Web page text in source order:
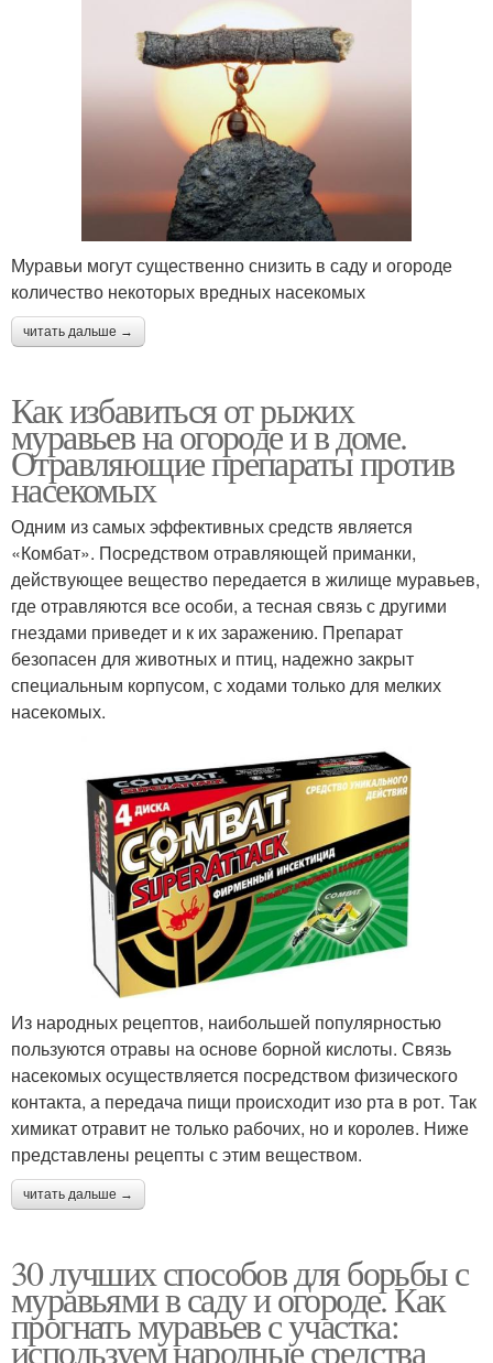
Муравьи могут существенно снизить в саду и огороде
количество некоторых вредных насекомых
читать дальше →
Как избавиться от рыжих
муравьев на огороде и в доме.
Отравляющие препараты против
насекомых
Одним из самых эффективных средств является
«Комбат». Посредством отравляющей приманки,
действующее вещество передается в жилище муравьев,
где отравляются все особи, а тесная связь с другими
гнездами приведет и к их заражению. Препарат
безопасен для животных и птиц, надежно закрыт
специальным корпусом, с ходами только для мелких
насекомых.
Из народных рецептов, наибольшей популярностью
пользуются отравы на основе борной кислоты. Связь
насекомых осуществляется посредством физического
контакта, а передача пищи происходит изо рта в рот. Так
химикат отравит не только рабочих, но и королев. Ниже
представлены рецепты с этим веществом.
читать дальше →
30 лучших способов для борьбы с
муравьями в саду и огороде. Как
прогнать муравьев с участка:
используем народные средства